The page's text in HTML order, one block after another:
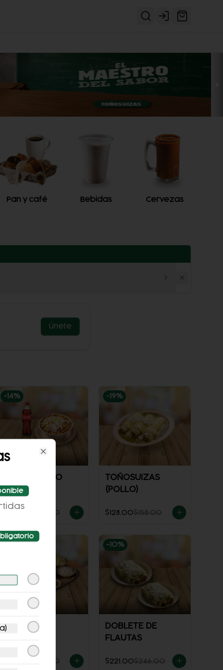
Login
Pan y café Bebidas Cervezas
Únete
-14%
COMBO TOÑO
$212.00
-19%
TOÑOSUIZAS
(POLLO)
$128.00$158.00
1/2 KG. PATA
$193.00
-10%
DOBLETE DE
FLAUTAS
$221.00$246.00